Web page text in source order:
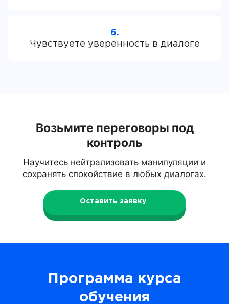
6.
Возьмите переговоры под
контроль
Научитесь нейтрализовать манипуляции и
сохранять спокойствие в любых диалогах.
Оставить заявку
Программа курса
обучения